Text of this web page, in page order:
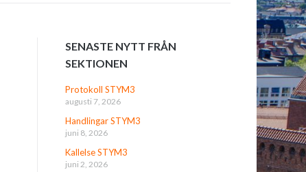
SENASTE NYTT FRÅN
SEKTIONEN
Protokoll STYM3
augusti 7, 2026
Handlingar STYM3
juni 8, 2026
Kallelse STYM3
juni 2, 2026